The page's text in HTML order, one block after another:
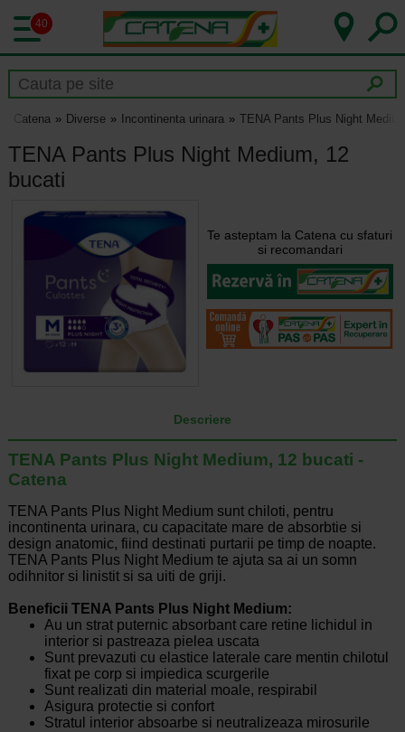
40
Catena Diverse Incontinenta urinara TENA Pants Plus Night
TENA Pants Plus Night Medium, 12
bucati
Te asteptam la Catena cu sfaturi
si recomandari
Descriere
TENA Pants Plus Night Medium, 12 bucati -
Catena
TENA Pants Plus Night Medium sunt chiloti, pentru
incontinenta urinara, cu capacitate mare de absorbtie si
design anatomic, fiind destinati purtarii pe timp de noapte.
TENA Pants Plus Night Medium te ajuta sa ai un somn
odihnitor si linistit si sa uiti de griji.
Beneficii TENA Pants Plus Night Medium:
Au un strat puternic absorbant care retine lichidul in
interior si pastreaza pielea uscata
Sunt prevazuti cu elastice laterale care mentin chilotul
fixat pe corp si impiedica scurgerile
Sunt realizati din material moale, respirabil
Asigura protectie si confort
Stratul interior absoarbe si neutralizeaza mirosurile